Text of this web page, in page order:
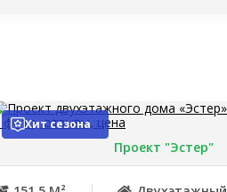
✖
Хит сезона
Проект "Эстер"